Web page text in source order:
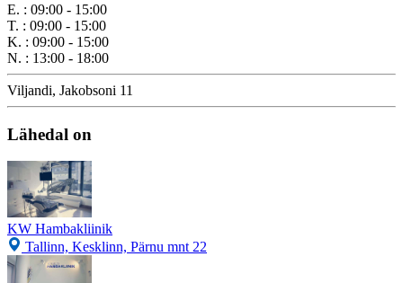
E. : 09:00 - 15:00
T. : 09:00 - 15:00
K. : 09:00 - 15:00
N. : 13:00 - 18:00
Viljandi, Jakobsoni 11
Lähedal on
KW Hambakliinik
Tallinn, Kesklinn, Pärnu mnt 22